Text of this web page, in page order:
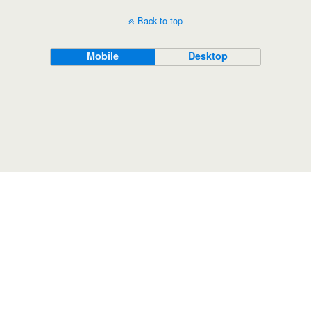
Back to top
Mobile Desktop